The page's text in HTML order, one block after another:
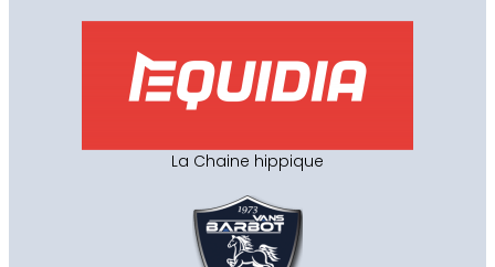
La Chaine hippique